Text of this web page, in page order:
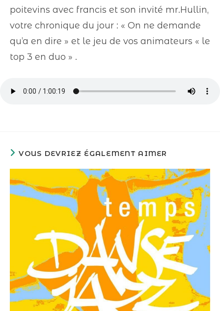
poitevins avec francis et son invité mr.Hullin,
votre chronique du jour : « On ne demande
qu’a en dire » et le jeu de vos animateurs « le
top 3 en duo » .
VOUS DEVRIEZ ÉGALEMENT AIMER